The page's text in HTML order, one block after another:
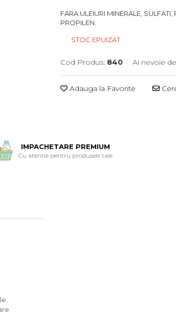
FARA ULEIURI MINERALE,
PROPILEN.
STOC EPUIZAT
Cod Produs: 840 Ai nevoie
Adauga la Favorite
IMPACHETARE PREMIUM
Cu atentie pentru produsele tale